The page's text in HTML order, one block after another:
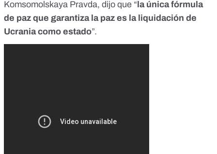
Komsomolskaya Pravda, dijo que “la única fórmula
de paz que garantiza la paz es la liquidación de
Ucrania como estado”.